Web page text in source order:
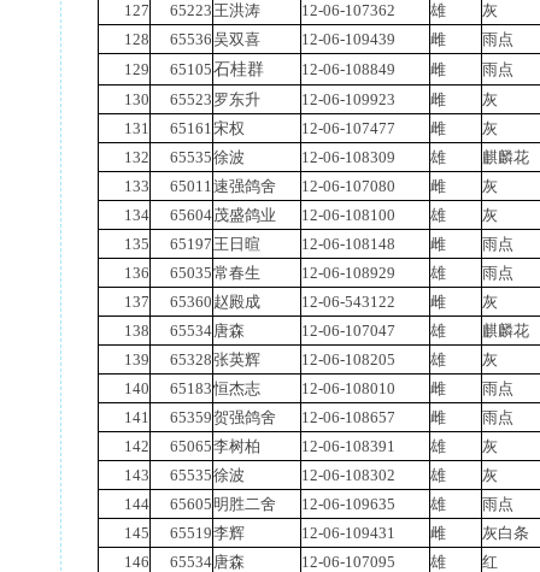
127 65223 王洪涛 12-06-107362 雄
灰
128
65536吴双喜 12-06-109439 雌
雨点
129
65105石桂群 12-06-108849 雌
雨点
130
65523 罗东升 12-06-109923 雌
灰
131
65161宋权 12-06-107477 雌
灰
132
65535徐波 12-06-108309 雄
麒麟花
133
65011速强鸽舍 12-06-107080 雌
灰
134
65604茂盛鸽业 12-06-108100 雄
灰
135
65197 王日暄 12-06-108148 雌
雨点
136
65035常春生 12-06-108929 雄
雨点
137
65360 赵殿成 12-06-543122 雌
灰
138
65534唐森 12-06-107047 雄
麒麟花
139
65328张英辉 12-06-108205 雄
灰
140
65183恒杰志 12-06-108010 雌
雨点
141
65359贺强鸽舍 12-06-108657 雌
雨点
142
65065李树柏 12-06-108391 雄
灰
143
65535徐波 12-06-108302 雄
灰
144
65605明胜二舍 12-06-109635 雄
雨点
145
65519李辉 12-06-109431 雌
灰白条
146
65534唐森 12-06-107095 雄
红